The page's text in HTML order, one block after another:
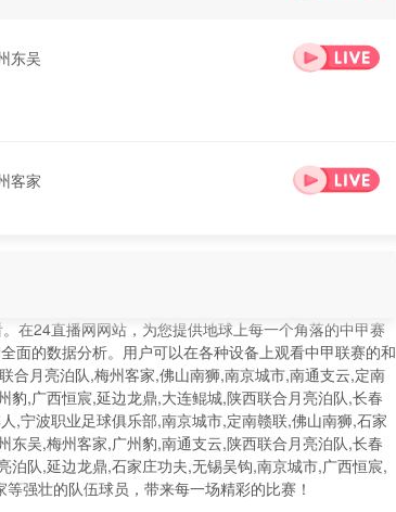
东吴
客家
在24直播网网站，为您提供地球上每一个角落的中甲赛
面的数据分析。用户可以在各种设备上观看中甲联赛的和
合月亮泊队,梅州客家,佛山南狮,南京城市,南通支云,定南
,广西恒宸,延边龙鼎,大连鲲城,陕西联合月亮泊队,长春
,宁波职业足球俱乐部,南京城市,定南赣联,佛山南狮,石家
吴,梅州客家,广州豹,南通支云,陕西联合月亮泊队,长春
队,延边龙鼎,石家庄功夫,无锡吴钩,南京城市,广西恒宸,
强壮的队伍球员，带来每一场精彩的比赛！